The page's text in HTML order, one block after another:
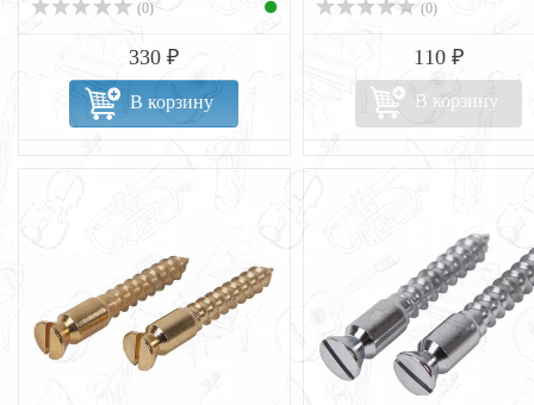
(0)
330 ₽
В корзину
(0)
110 ₽
В корзину